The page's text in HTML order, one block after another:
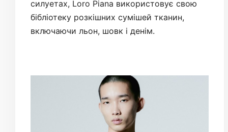
силуетах, Loro Piana використовує свою
бібліотеку розкішних сумішей тканин,
включаючи льон, шовк і денім.